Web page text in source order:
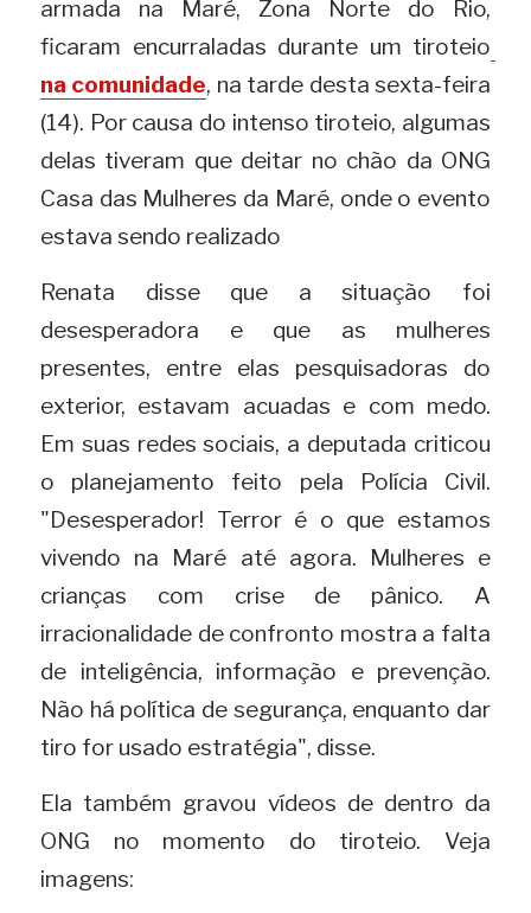
armada na Maré, Zona Norte do Rio,
ficaram encurraladas durante um tiroteio
na comunidade, na tarde desta sexta-feira
(14). Por causa do intenso tiroteio, algumas
delas tiveram que deitar no chão da ONG
Casa das Mulheres da Maré, onde o evento
estava sendo realizado
Renata disse que a situação foi
desesperadora e que as mulheres
presentes, entre elas pesquisadoras do
exterior, estavam acuadas e com medo.
Em suas redes sociais, a deputada criticou
o planejamento feito pela Polícia Civil.
"Desesperador! Terror é o que estamos
vivendo na Maré até agora. Mulheres e
crianças com crise de pânico. A
irracionalidade de confronto mostra a falta
de inteligência, informação e prevenção.
Não há política de segurança, enquanto dar
tiro for usado estratégia", disse.
Ela também gravou vídeos de dentro da
ONG no momento do tiroteio. Veja
imagens: